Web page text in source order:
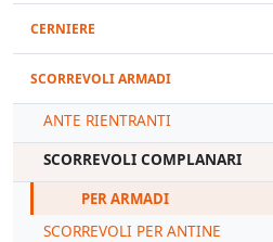
CERNIERE
SCORREVOLI ARMADI
ANTE RIENTRANTI
SCORREVOLI COMPLANARI
PER ARMADI
SCORREVOLI PER ANTINE